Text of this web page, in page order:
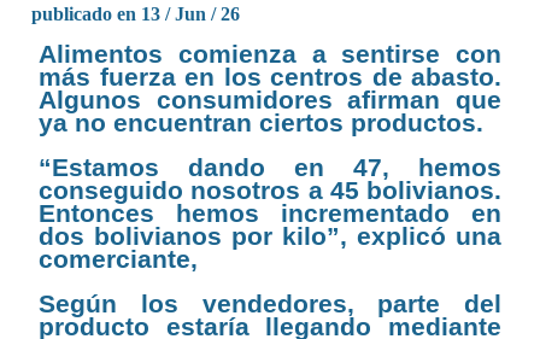
publicado en 13 / Jun / 26
Alimentos comienza a sentirse con
más fuerza en los centros de abasto.
Algunos consumidores afirman que
ya no encuentran ciertos productos.
“Estamos dando en 47, hemos
conseguido nosotros a 45 bolivianos.
Entonces hemos incrementado en
dos bolivianos por kilo”, explicó una
comerciante,
Según los vendedores, parte del
producto estaría llegando mediante